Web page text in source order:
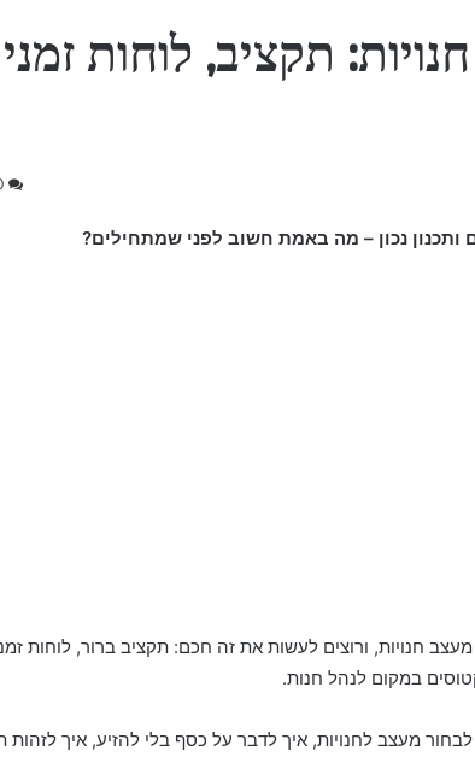
תקציב, לוחות
ותכנון נכון – מה באמת חשוב לפני שמתחילים?
חנויות, ורוצים לעשות את זה חכם: תקציב ברור, לוחות
במקום לנהל חנות.
מעצב לחנויות, איך לדבר על כסף בלי להזיע, איך לזהות